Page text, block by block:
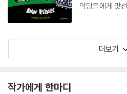
악당들에게 맞
꿈꾸는 피티를
위해 노력하는
주는 것 같아
더보기
작가에게 한마디